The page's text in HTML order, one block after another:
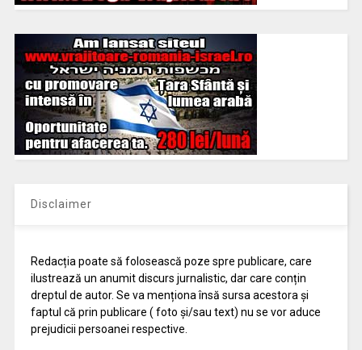
Disclaimer
Redacția poate să folosească poze spre publicare, care
ilustrează un anumit discurs jurnalistic, dar care conțin
dreptul de autor. Se va menționa însă sursa acestora și
faptul că prin publicare ( foto și/sau text) nu se vor aduce
prejudicii persoanei respective.